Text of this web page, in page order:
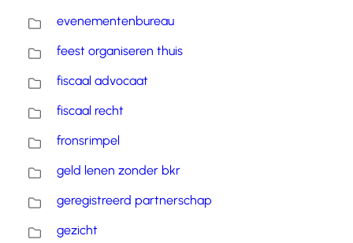
evenementenbureau
feest organiseren thuis
fiscaal advocaat
fiscaal recht
fronsrimpel
geld lenen zonder bkr
geregistreerd partnerschap
gezicht